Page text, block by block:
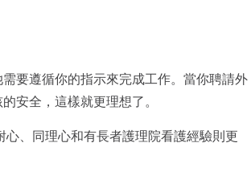
要遵循你的指示來完成工作。當你聘請外
安全，這樣就更理想了。
、同理心和有長者護理院看護經驗則更